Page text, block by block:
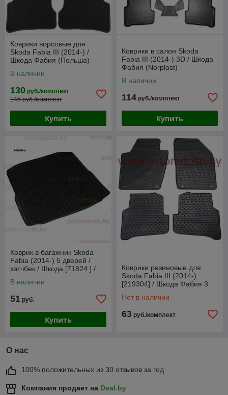
Коврики ворсовые для
Skoda Fabia III (2014-) /
Шкода Фабия (Польша)
В наличии
130 руб./комплект
145 руб./комплект
Купить
Коврики в салон Skoda
Fabia III (2014-) 3D / Шкода
Фабия (Norplast)
В наличии
114 руб./комплект
Купить
Коврик в багажник Skoda
Fabia (2014-) 5 дверей /
хэтчбек / Шкода [71824 ] /
В наличии
51 руб.
Купить
Коврики резиновые для
Skoda Fabia III (2014-)
[219304] / Шкода Фабия 3
Нет в наличии
63 руб./комплект
О нас
100% положительных из 30 отзывов за год
Компания продает на Deal.by